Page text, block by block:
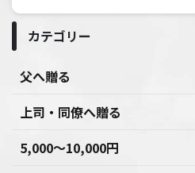
カテゴリー
父へ贈る
上司・同僚へ贈る
5,000～10,000円